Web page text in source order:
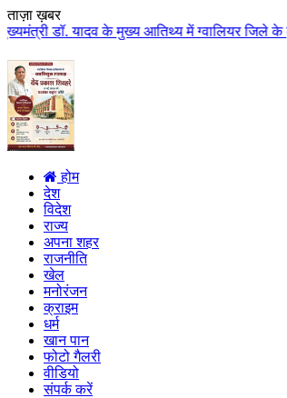
ताज़ा ख़बर
आतिथ्य में ग्वालियर जिले के कुलैथ में
होम
देश
विदेश
राज्य
अपना शहर
राजनीति
खेल
मनोरंजन
क्राइम
धर्म
खान पान
फोटो गैलरी
वीडियो
संपर्क करें